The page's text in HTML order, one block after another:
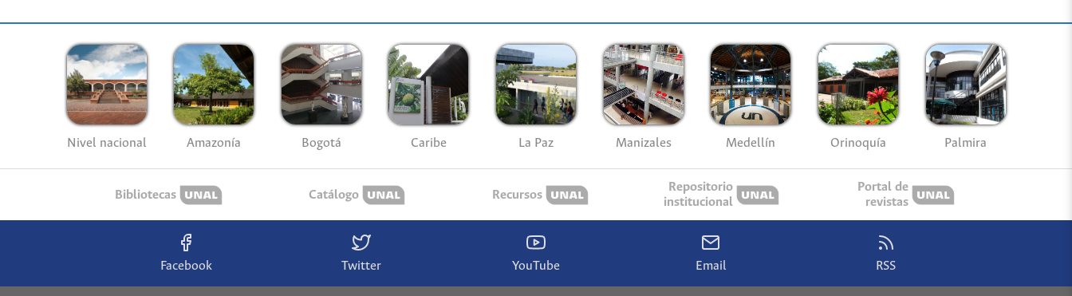
Nivel nacional Amazonía Bogotá Caribe La Paz Manizales Medellín Orinoquía Palmira
Bibliotecas Catálogo Recursos
Repositorio
institucional
Portal de
revistas
Facebook Twitter YouTube Email RSS